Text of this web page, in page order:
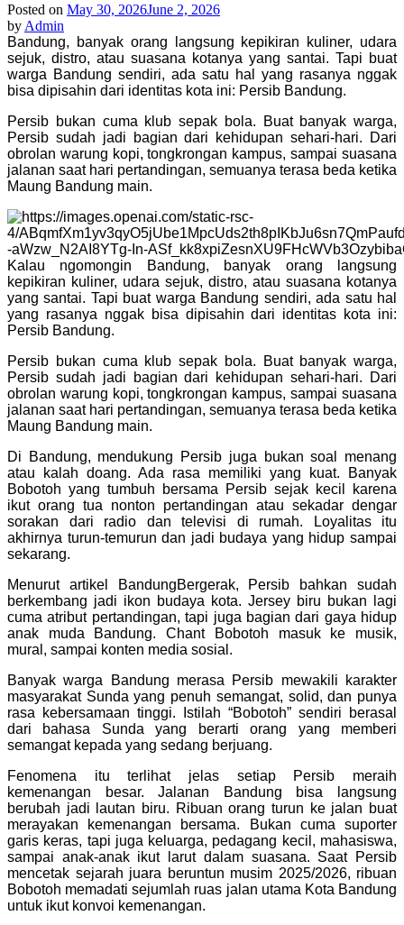
Posted on May 30, 2026June 2, 2026
by Admin
Bandung, banyak orang langsung kepikiran kuliner, udara
sejuk, distro, atau suasana kotanya yang santai. Tapi buat
warga Bandung sendiri, ada satu hal yang rasanya nggak
bisa dipisahin dari identitas kota ini: Persib Bandung.
Persib bukan cuma klub sepak bola. Buat banyak warga,
Persib sudah jadi bagian dari kehidupan sehari-hari. Dari
obrolan warung kopi, tongkrongan kampus, sampai suasana
jalanan saat hari pertandingan, semuanya terasa beda ketika
Maung Bandung main.
Kalau ngomongin Bandung, banyak orang langsung
kepikiran kuliner, udara sejuk, distro, atau suasana kotanya
yang santai. Tapi buat warga Bandung sendiri, ada satu hal
yang rasanya nggak bisa dipisahin dari identitas kota ini:
Persib Bandung.
Persib bukan cuma klub sepak bola. Buat banyak warga,
Persib sudah jadi bagian dari kehidupan sehari-hari. Dari
obrolan warung kopi, tongkrongan kampus, sampai suasana
jalanan saat hari pertandingan, semuanya terasa beda ketika
Maung Bandung main.
Di Bandung, mendukung Persib juga bukan soal menang
atau kalah doang. Ada rasa memiliki yang kuat. Banyak
Bobotoh yang tumbuh bersama Persib sejak kecil karena
ikut orang tua nonton pertandingan atau sekadar dengar
sorakan dari radio dan televisi di rumah. Loyalitas itu
akhirnya turun-temurun dan jadi budaya yang hidup sampai
sekarang.
Menurut artikel BandungBergerak, Persib bahkan sudah
berkembang jadi ikon budaya kota. Jersey biru bukan lagi
cuma atribut pertandingan, tapi juga bagian dari gaya hidup
anak muda Bandung. Chant Bobotoh masuk ke musik,
mural, sampai konten media sosial.
Banyak warga Bandung merasa Persib mewakili karakter
masyarakat Sunda yang penuh semangat, solid, dan punya
rasa kebersamaan tinggi. Istilah “Bobotoh” sendiri berasal
dari bahasa Sunda yang berarti orang yang memberi
semangat kepada yang sedang berjuang.
Fenomena itu terlihat jelas setiap Persib meraih
kemenangan besar. Jalanan Bandung bisa langsung
berubah jadi lautan biru. Ribuan orang turun ke jalan buat
merayakan kemenangan bersama. Bukan cuma suporter
garis keras, tapi juga keluarga, pedagang kecil, mahasiswa,
sampai anak-anak ikut larut dalam suasana. Saat Persib
mencetak sejarah juara beruntun musim 2025/2026, ribuan
Bobotoh memadati sejumlah ruas jalan utama Kota Bandung
untuk ikut konvoi kemenangan.